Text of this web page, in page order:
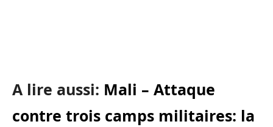
A lire aussi: Mali – Attaque
contre trois camps militaires: la